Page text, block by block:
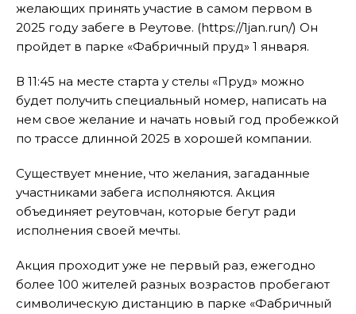
желающих принять участие в самом первом в
2025 году забеге в Реутове. (https://1jan.run/) Он
пройдет в парке «Фабричный пруд» 1 января.
В 11:45 на месте старта у стелы «Пруд» можно
будет получить специальный номер, написать на
нем свое желание и начать новый год пробежкой
по трассе длинной 2025 в хорошей компании.
Существует мнение, что желания, загаданные
участниками забега исполняются. Акция
объединяет реутовчан, которые бегут ради
исполнения своей мечты.
Акция проходит уже не первый раз, ежегодно
более 100 жителей разных возрастов пробегают
символическую дистанцию в парке «Фабричный